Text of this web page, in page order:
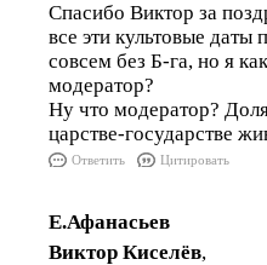
Спасибо Виктор за
все эти культовые даты
совсем без Б-га, но я
модератор?
Ну что модератор?
царстве-государстве
Ответить Цитировать
Е.Афанасьев
Виктор Киселёв,